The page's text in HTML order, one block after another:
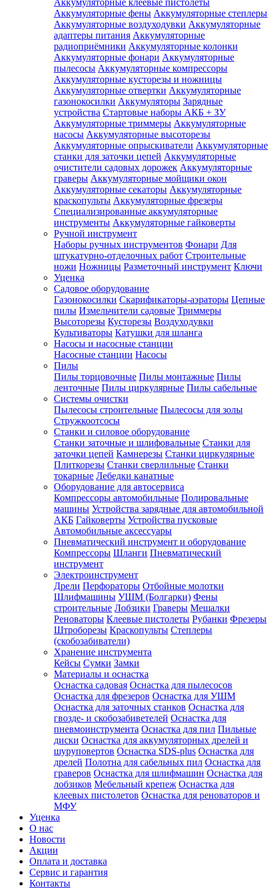
Аккумуляторные клеевые пистолеты
Аккумуляторные фены Аккумуляторные степлеры
Аккумуляторные воздуходувки Аккумуляторные
адаптеры питания Аккумуляторные
радиоприёмники Аккумуляторные колонки
Аккумуляторные фонари Аккумуляторные
пылесосы Аккумуляторные компрессоры
Аккумуляторные кусторезы и ножницы
Аккумуляторные отвертки Аккумуляторные
газонокосилки Аккумуляторы Зарядные
устройства Стартовые наборы АКБ + ЗУ
Аккумуляторные триммеры Аккумуляторные
насосы Аккумуляторные высоторезы
Аккумуляторные опрыскиватели Аккумуляторные
станки для заточки цепей Аккумуляторные
очистители садовых дорожек Аккумуляторные
граверы Аккумуляторные мойщики окон
Аккумуляторные секаторы Аккумуляторные
краскопульты Аккумуляторные фрезеры
Специализированные аккумуляторные
инструменты Аккумуляторные гайковерты
Ручной инструмент
Наборы ручных инструментов Фонари Для
штукатурно-отделочных работ Строительные
ножи Ножницы Разметочный инструмент Ключи
Уценка
Садовое оборудование
Газонокосилки Скарификаторы-аэраторы Цепные
пилы Измельчители садовые Триммеры
Высоторезы Кусторезы Воздуходувки
Культиваторы Катушки для шланга
Насосы и насосные станции
Насосные станции Насосы
Пилы
Пилы торцовочные Пилы монтажные Пилы
ленточные Пилы циркулярные Пилы сабельные
Системы очистки
Пылесосы строительные Пылесосы для золы
Стружкоотсосы
Станки и силовое оборудование
Станки заточные и шлифовальные Станки для
заточки цепей Камнерезы Станки циркулярные
Плиткорезы Станки сверлильные Станки
токарные Лебедки канатные
Оборудование для автосервиса
Компрессоры автомобильные Полировальные
машины Устройства зарядные для автомобильной
АКБ Гайковерты Устройства пусковые
Автомобильные аксессуары
Пневматический инструмент и оборудование
Компрессоры Шланги Пневматический
инструмент
Электроинструмент
Дрели Перфораторы Отбойные молотки
Шлифмашины УШМ (Болгарки) Фены
строительные Лобзики Граверы Мешалки
Реноваторы Клеевые пистолеты Рубанки Фрезеры
Штроборезы Краскопульты Степлеры
(скобозабиватели)
Хранение инструмента
Кейсы Сумки Замки
Материалы и оснастка
Оснастка садовая Оснастка для пылесосов
Оснастка для фрезеров Оснастка для УШМ
Оснастка для заточных станков Оснастка для
гвозде- и скобозабиветелей Оснастка для
пневмоинструмента Оснастка для пил Пильные
диски Оснастка для аккумуляторных дрелей и
шуруповертов Оснастка SDS-plus Оснастка для
дрелей Полотна для сабельных пил Оснастка для
граверов Оснастка для шлифмашин Оснастка для
лобзиков Мебельный крепеж Оснастка для
клеевых пистолетов Оснастка для реноваторов и
МФУ
Уценка
О нас
Новости
Акции
Оплата и доставка
Сервис и гарантия
Контакты